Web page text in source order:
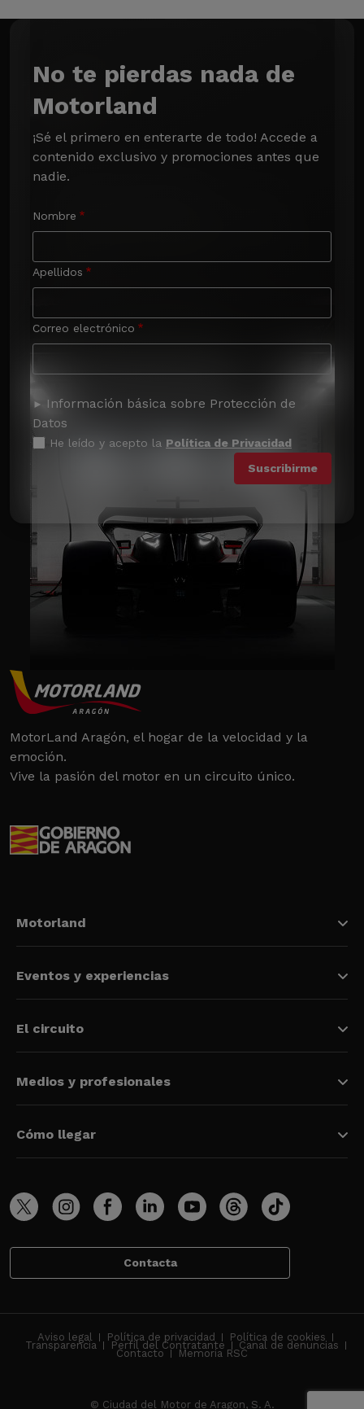
No te pierdas nada de
Motorland
¡Sé el primero en enterarte de todo! Accede a
contenido exclusivo y promociones antes que
nadie.
Nombre
Apellidos
Correo electrónico
Información básica sobre Protección de
Datos
He leído y acepto la Política de Privacidad
MotorLand Aragón, el hogar de la velocidad y la
emoción.
Vive la pasión del motor en un circuito único.
Motorland
Eventos y experiencias
El circuito
Medios y profesionales
Cómo llegar
Contacta
Aviso legal Política de privacidad Política de cookies
Transparencia Perfil del Contratante Canal de denuncias
Contacto Memoria RSC
© Ciudad del Motor de Aragon, S. A.